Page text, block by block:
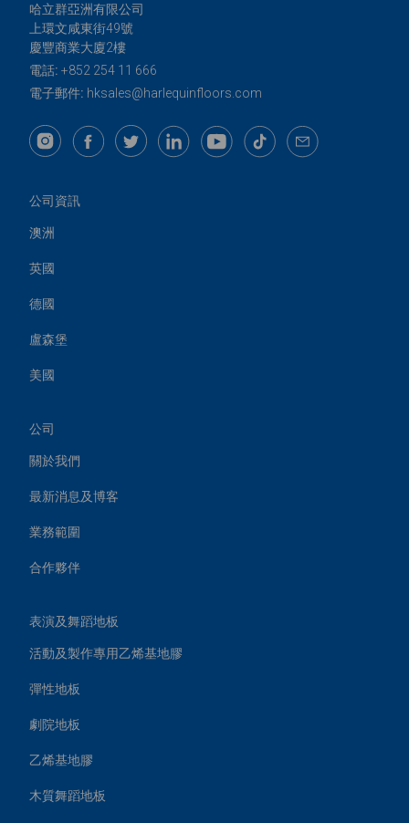
哈立群亞洲有限公司
上環文咸東街49號
慶豐商業大廈2樓
電話: +852 254 11 666
電子郵件: hksales@harlequinfloors.com
公司資訊
澳洲
英國
德國
盧森堡
美國
公司
關於我們
最新消息及博客
業務範圍
合作夥伴
表演及舞蹈地板
活動及製作專用乙烯基地膠
彈性地板
劇院地板
乙烯基地膠
木質舞蹈地板